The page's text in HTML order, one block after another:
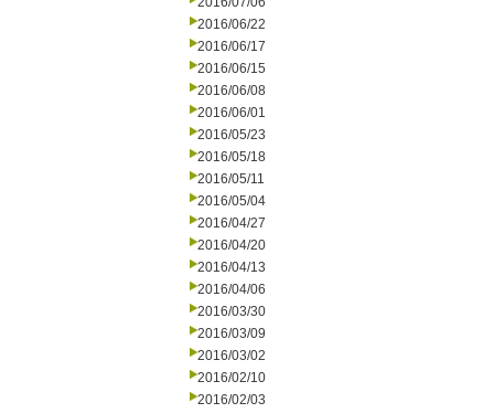
2016/06/22
2016/06/17
2016/06/15
2016/06/08
2016/06/01
2016/05/23
2016/05/18
2016/05/11
2016/05/04
2016/04/27
2016/04/20
2016/04/13
2016/04/06
2016/03/30
2016/03/09
2016/03/02
2016/02/10
2016/02/03